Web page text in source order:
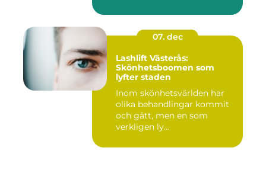
07. dec
Lashlift Västerås:
Skönhetsboomen som
lyfter staden
Inom skönhetsvärlden har
olika behandlingar kommit
och gått, men en som
verkligen ly...